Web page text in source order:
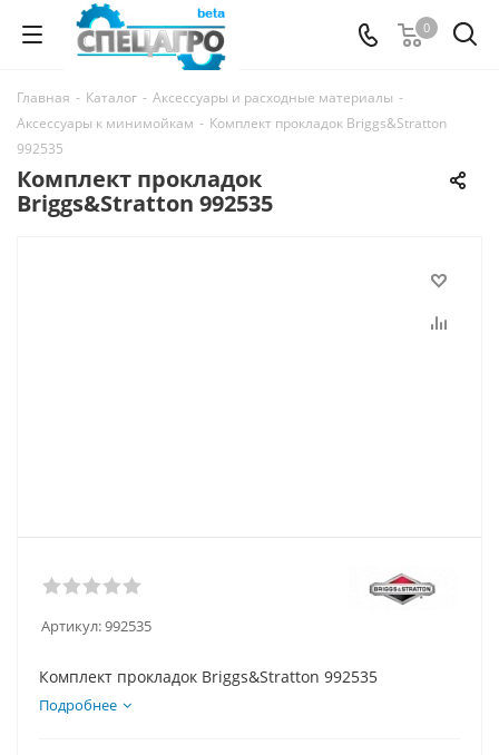
0
Главная - Каталог - Аксессуары и расходные материалы -
Аксессуары к минимойкам - Комплект прокладок Briggs&Stratton
992535
Комплект прокладок
Briggs&Stratton 992535
Артикул:992535
Комплект прокладок Briggs&Stratton 992535
Подробнее